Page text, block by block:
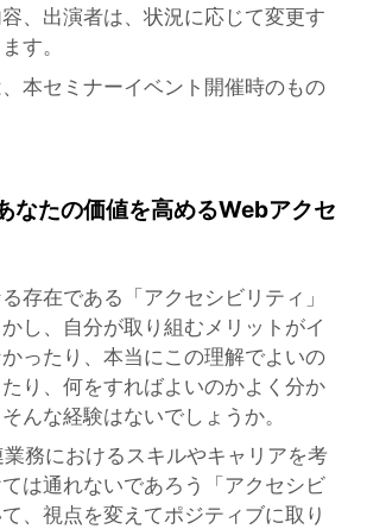
、出演者は、状況に応じて変更す
す。
本セミナーイベント開催時のもの
あなたの価値を高めるWebアクセ
存在である「アクセシビリティ」
し、自分が取り組むメリットがイ
ったり、本当にこの理解でよいの
り、何をすればよいのかよく分か
んな経験はないでしょうか。
務におけるスキルやキャリアを考
は通れないであろう「アクセシビ
、視点を変えてポジティブに取り